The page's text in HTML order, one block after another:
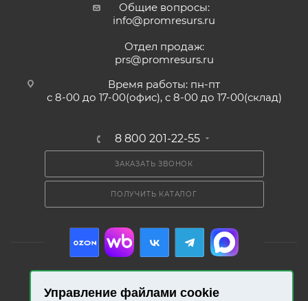
Управление файлами cookie
Общие вопросы:
info@promresurs.ru
Отдел продаж:
prs@promresurs.ru
Время работы: пн-пт
с 8-00 до 17-00(офис), с 8-00 до 17-00(склад)
8 800 201-22-55
ЗАКАЗАТЬ ЗВОНОК
ПОЛУЧИТЬ КАТАЛОГ